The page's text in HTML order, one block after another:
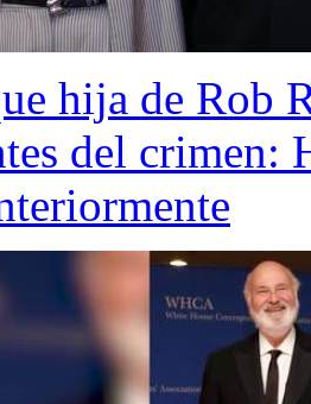
hija de Rob
del crimen: